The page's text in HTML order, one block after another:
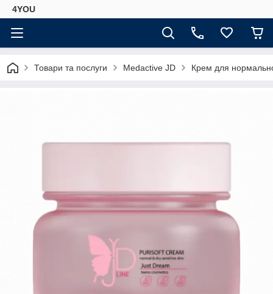
4YOU
Товари та послуги Medactive JD Крем для